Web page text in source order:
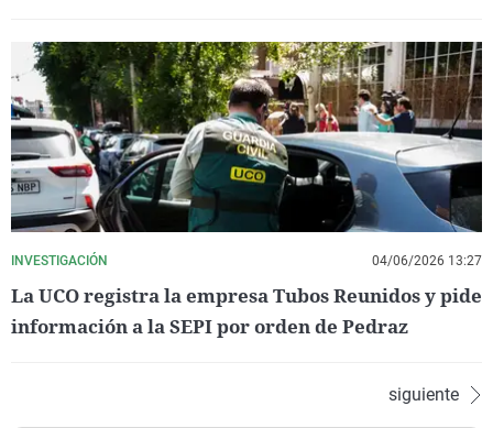
INVESTIGACIÓN 04/06/2026 13:27
La UCO registra la empresa Tubos Reunidos y pide
información a la SEPI por orden de Pedraz
siguiente